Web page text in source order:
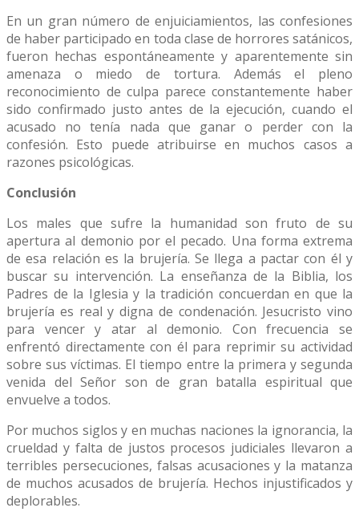
En un gran número de enjuiciamientos, las confesiones
de haber participado en toda clase de horrores satánicos,
fueron hechas espontáneamente y aparentemente sin
amenaza o miedo de tortura. Además el pleno
reconocimiento de culpa parece constantemente haber
sido confirmado justo antes de la ejecución, cuando el
acusado no tenía nada que ganar o perder con la
confesión. Esto puede atribuirse en muchos casos a
razones psicológicas.
Conclusión
Los males que sufre la humanidad son fruto de su
apertura al demonio por el pecado. Una forma extrema
de esa relación es la brujería. Se llega a pactar con él y
buscar su intervención. La enseñanza de la Biblia, los
Padres de la Iglesia y la tradición concuerdan en que la
brujería es real y digna de condenación. Jesucristo vino
para vencer y atar al demonio. Con frecuencia se
enfrentó directamente con él para reprimir su actividad
sobre sus víctimas. El tiempo entre la primera y segunda
venida del Señor son de gran batalla espiritual que
envuelve a todos.
Por muchos siglos y en muchas naciones la ignorancia, la
crueldad y falta de justos procesos judiciales llevaron a
terribles persecuciones, falsas acusaciones y la matanza
de muchos acusados de brujería. Hechos injustificados y
deplorables.